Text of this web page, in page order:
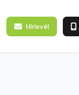
Hírlevél